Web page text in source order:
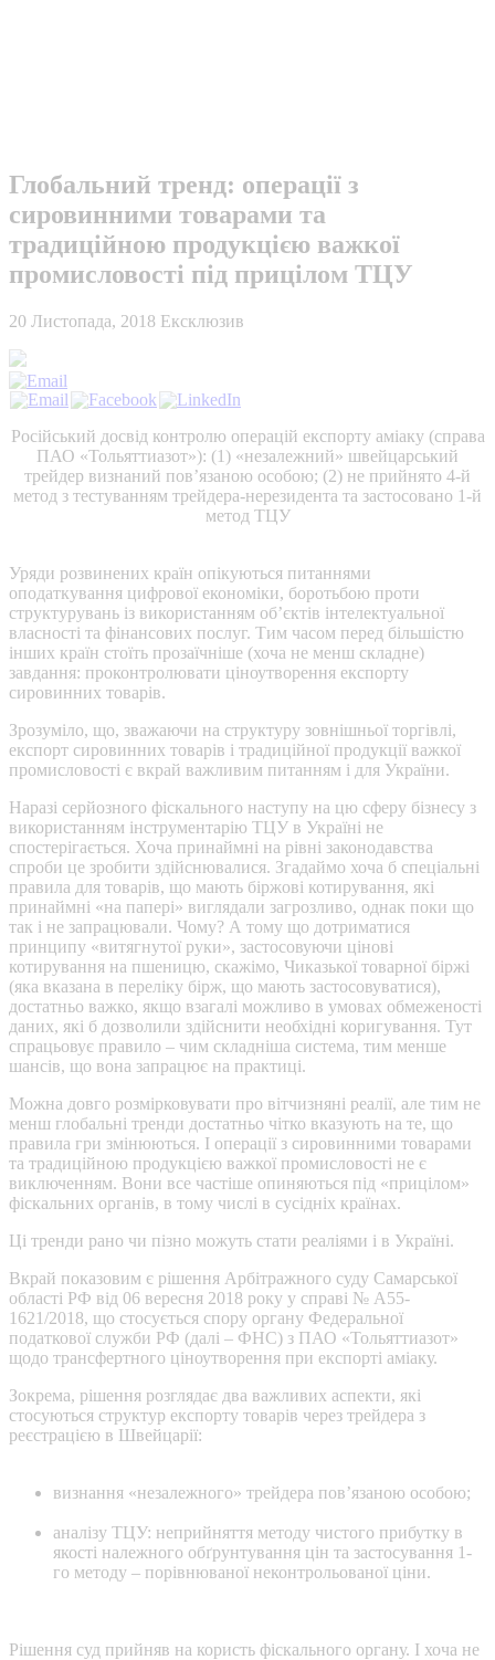
Глобальний тренд: операції з
сировинними товарами та
традиційною продукцією важкої
промисловості під прицілом ТЦУ
20 Листопада, 2018 Ексклюзив
Російський досвід контролю операцій експорту аміаку (справа
ПАО «Тольяттиазот»): (1) «незалежний» швейцарський
трейдер визнаний пов’язаною особою; (2) не прийнято 4-й
метод з тестуванням трейдера-нерезидента та застосовано 1-й
метод ТЦУ
Уряди розвинених країн опікуються питаннями
оподаткування цифрової економіки, боротьбою проти
структурувань із використанням об’єктів інтелектуальної
власності та фінансових послуг. Тим часом перед більшістю
інших країн стоїть прозаїчніше (хоча не менш складне)
завдання: проконтролювати ціноутворення експорту
сировинних товарів.
Зрозуміло, що, зважаючи на структуру зовнішньої торгівлі,
експорт сировинних товарів і традиційної продукції важкої
промисловості є вкрай важливим питанням і для України.
Наразі серйозного фіскального наступу на цю сферу бізнесу з
використанням інструментарію ТЦУ в Україні не
спостерігається. Хоча принаймні на рівні законодавства
спроби це зробити здійснювалися. Згадаймо хоча б спеціальні
правила для товарів, що мають біржові котирування, які
принаймні «на папері» виглядали загрозливо, однак поки що
так і не запрацювали. Чому? А тому що дотриматися
принципу «витягнутої руки», застосовуючи цінові
котирування на пшеницю, скажімо, Чиказької товарної біржі
(яка вказана в переліку бірж, що мають застосовуватися),
достатньо важко, якщо взагалі можливо в умовах обмеженості
даних, які б дозволили здійснити необхідні коригування. Тут
спрацьовує правило – чим складніша система, тим менше
шансів, що вона запрацює на практиці.
Можна довго розмірковувати про вітчизняні реалії, але тим не
менш глобальні тренди достатньо чітко вказують на те, що
правила гри змінюються. І операції з сировинними товарами
та традиційною продукцією важкої промисловості не є
виключенням. Вони все частіше опиняються під «прицілом»
фіскальних органів, в тому числі в сусідніх країнах.
Ці тренди рано чи пізно можуть стати реаліями і в Україні.
Вкрай показовим є рішення Арбітражного суду Самарської
області РФ від 06 вересня 2018 року у справі № А55-
1621/2018, що стосується спору органу Федеральної
податкової служби РФ (далі – ФНС) з ПАО «Тольяттиазот»
щодо трансфертного ціноутворення при експорті аміаку.
Зокрема, рішення розглядає два важливих аспекти, які
стосуються структур експорту товарів через трейдера з
реєстрацією в Швейцарії:
визнання «незалежного» трейдера пов’язаною особою;
аналізу ТЦУ: неприйняття методу чистого прибутку в
якості належного обґрунтування цін та застосування 1-
го методу – порівнюваної неконтрольованої ціни.
Рішення суд прийняв на користь фіскального органу. І хоча не